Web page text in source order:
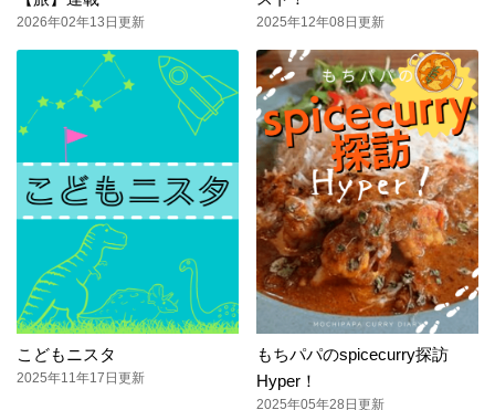
2026年02年13日更新 2025年12年08日更新
こどもニスタ
2025年11年17日更新
もちパパのspicecurry探訪
Hyper！
2025年05年28日更新